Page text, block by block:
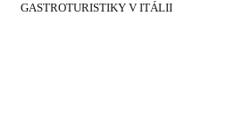
GASTROTURISTIKY V ITÁLII